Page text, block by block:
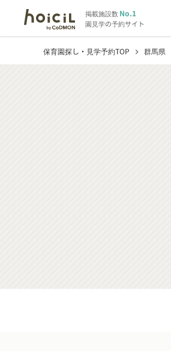
掲載施設数No.1
園見学の予約サイト
保育園探し・見学予約TOP chevron_right 群馬県